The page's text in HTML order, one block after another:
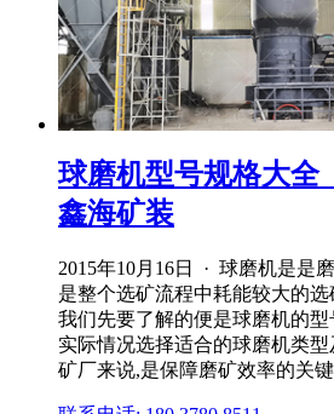
球磨机型号规格大全
鑫海矿装
2015年10月16日 · 球磨机是是
是整个选矿流程中耗能较大的
我们先要了解的便是球磨机的
实际情况选择适合的球磨机类
矿厂来说,是保障磨矿效率的关键